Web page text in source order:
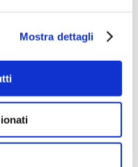
Mostra dettagli
Fabbrica Europa